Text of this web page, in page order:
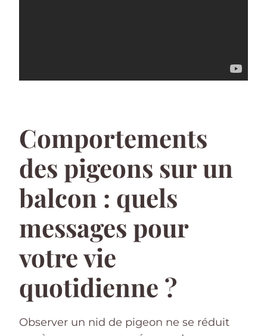
Comportements
des pigeons sur un
balcon : quels
messages pour
votre vie
quotidienne ?
Observer un nid de pigeon ne se réduit